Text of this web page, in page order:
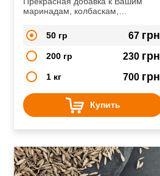
маринадам, колбаскам,
паштетам и другим мясным
блюдам
50 гр 67 грн
200 гр 230 грн
1 кг 700 грн
Купить